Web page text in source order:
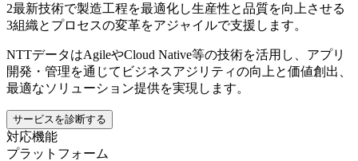
2最新技術で製造工程を最適化し生産性と品質を向上させる
3組織とプロセスの変革をアジャイルで支援します。
NTTデータはAgileやCloud Native等の技術を活用し、アプリ
開発・管理を通じてビジネスアジリティの向上と価値創出、
最適なソリューション提供を実現します。
サービスを診断する
対応機能
プラットフォーム